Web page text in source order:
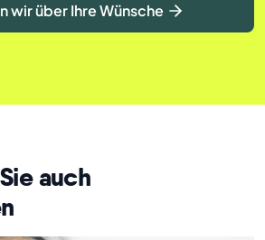
wir über Ihre Wünsche
auch